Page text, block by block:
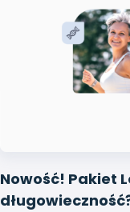
Nowość! Pakiet